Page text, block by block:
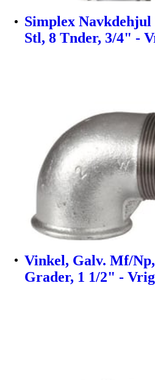
Simplex Navkdehjul
Stl, 8 Tnder, 3/4" -
Vinkel, Galv. Mf/
Grader, 1 1/2" -